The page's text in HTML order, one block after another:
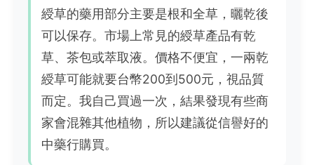
綬草的藥用部分主要是根和全草，曬乾後
可以保存。市場上常見的綬草產品有乾
草、茶包或萃取液。價格不便宜，一兩乾
綬草可能就要台幣200到500元，視品質
而定。我自己買過一次，結果發現有些商
家會混雜其他植物，所以建議從信譽好的
中藥行購買。